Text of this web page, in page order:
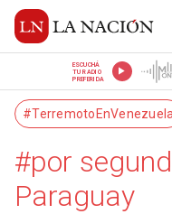
ESCUCHÁ
TU RADIO
PREFERIDA
#TerremotoEnVenezuela
#por
Paraguay